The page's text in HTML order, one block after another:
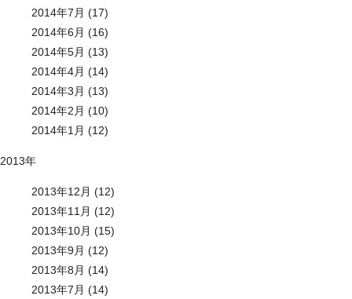
2014年7月 (17)
2014年6月 (16)
2014年5月 (13)
2014年4月 (14)
2014年3月 (13)
2014年2月 (10)
2014年1月 (12)
2013年
2013年12月 (12)
2013年11月 (12)
2013年10月 (15)
2013年9月 (12)
2013年8月 (14)
2013年7月 (14)